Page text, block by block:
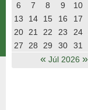
« Júl 2026 »
6
7 8 9 10
13
14 15 16 17
20
21 22 23 24
27
28 29 30 31